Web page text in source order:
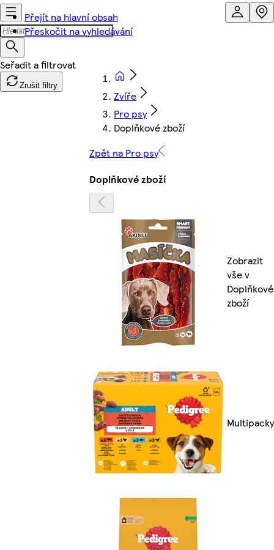
Přejít na hlavní obsah
Přeskočit na vyhledávání
Zrušit filtry
Zvíře
Pro psy
Doplňkové zboží
Zpět na Pro psy
Doplňkové zboží
Zobrazit
vše v
Doplňkové
zboží
Multipacky